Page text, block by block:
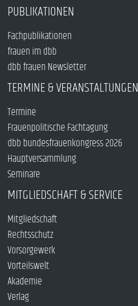
PUBLIKATIONEN
Fachpublikationen
frauen im dbb
dbb frauen Newsletter
TERMINE & VERANSTALTUNGEN
Termine
Frauenpolitische Fachtagung
dbb bundesfrauenkongress 2026
Hauptversammlung
Seminare
MITGLIEDSCHAFT & SERVICE
Mitgliedschaft
Rechtsschutz
Vorsorgewerk
Vorteilswelt
Akademie
Verlag